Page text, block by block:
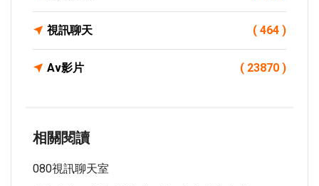
視訊聊天 ( 464 )
Av影片 ( 23870 )
相關閱讀
080視訊聊天室